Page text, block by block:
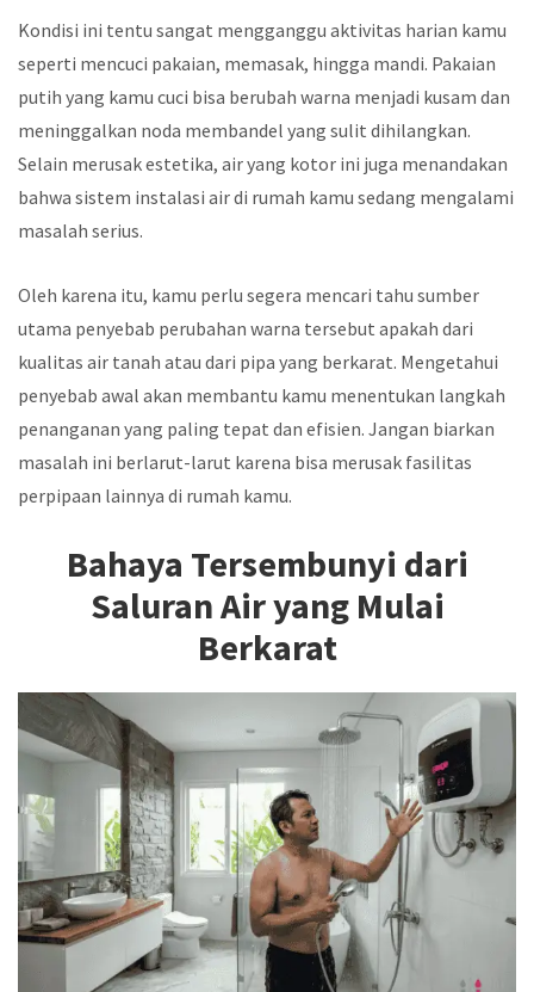
Kondisi ini tentu sangat mengganggu aktivitas harian kamu
seperti mencuci pakaian, memasak, hingga mandi. Pakaian
putih yang kamu cuci bisa berubah warna menjadi kusam dan
meninggalkan noda membandel yang sulit dihilangkan.
Selain merusak estetika, air yang kotor ini juga menandakan
bahwa sistem instalasi air di rumah kamu sedang mengalami
masalah serius.
Oleh karena itu, kamu perlu segera mencari tahu sumber
utama penyebab perubahan warna tersebut apakah dari
kualitas air tanah atau dari pipa yang berkarat. Mengetahui
penyebab awal akan membantu kamu menentukan langkah
penanganan yang paling tepat dan efisien. Jangan biarkan
masalah ini berlarut-larut karena bisa merusak fasilitas
perpipaan lainnya di rumah kamu.
Bahaya Tersembunyi dari
Saluran Air yang Mulai
Berkarat